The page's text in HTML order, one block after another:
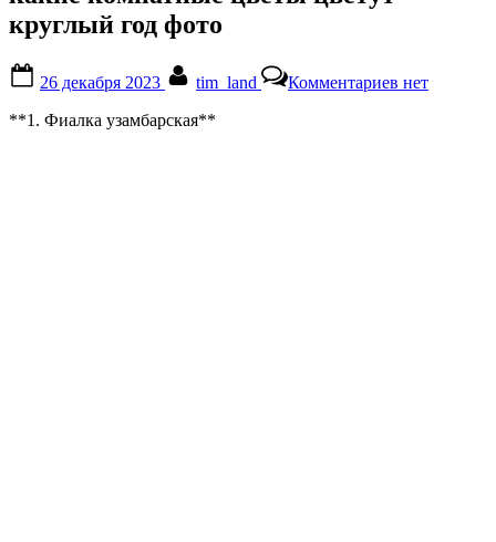
круглый год фото
on
26 декабря 2023 tim_land Комментариевзаписи
нет
**1. Фиалка узамбарская**